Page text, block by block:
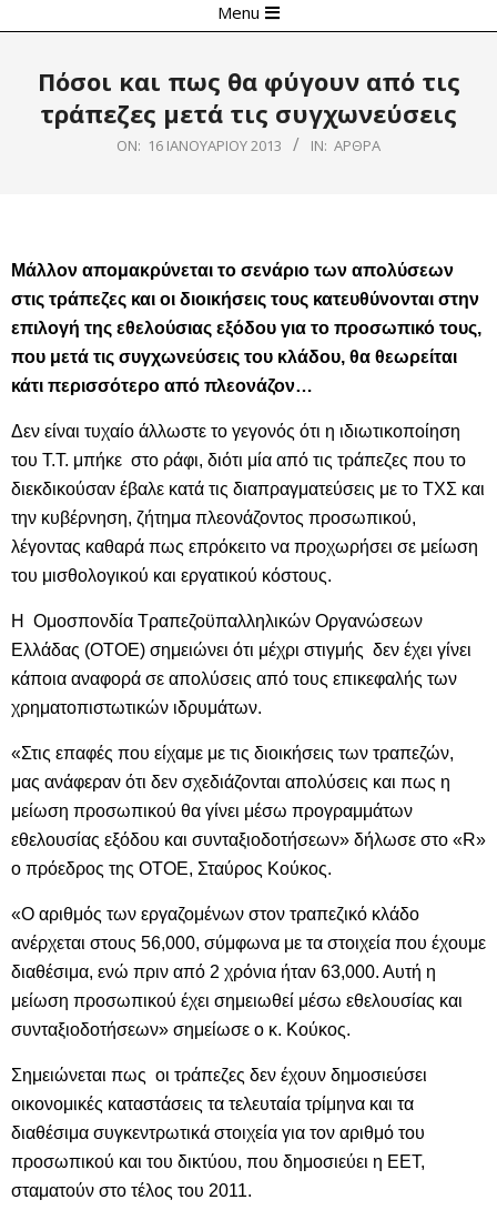
Navigation
Menu
Πόσοι και πως θα φύγουν από τις
τράπεζες μετά τις συγχωνεύσεις
ON: 16 ΙΑΝΟΥΑΡΊΟΥ 2013 IN: ΆΡΘΡΑ
Μάλλον απομακρύνεται το σενάριο των απολύσεων
στις τράπεζες και οι διοικήσεις τους κατευθύνονται στην
επιλογή της εθελούσιας εξόδου για το προσωπικό τους,
που μετά τις συγχωνεύσεις του κλάδου, θα θεωρείται
κάτι περισσότερο από πλεονάζον…
Δεν είναι τυχαίο άλλωστε το γεγονός ότι η ιδιωτικοποίηση
του Τ.Τ. μπήκε στο ράφι, διότι μία από τις τράπεζες που το
διεκδικούσαν έβαλε κατά τις διαπραγματεύσεις με το ΤΧΣ και
την κυβέρνηση, ζήτημα πλεονάζοντος προσωπικού,
λέγοντας καθαρά πως επρόκειτο να προχωρήσει σε μείωση
του μισθολογικού και εργατικού κόστους.
Η Ομοσπονδία Τραπεζοϋπαλληλικών Οργανώσεων
Ελλάδας (ΟΤΟΕ) σημειώνει ότι μέχρι στιγμής δεν έχει γίνει
κάποια αναφορά σε απολύσεις από τους επικεφαλής των
χρηματοπιστωτικών ιδρυμάτων.
«Στις επαφές που είχαμε με τις διοικήσεις των τραπεζών,
μας ανάφεραν ότι δεν σχεδιάζονται απολύσεις και πως η
μείωση προσωπικού θα γίνει μέσω προγραμμάτων
εθελουσίας εξόδου και συνταξιοδοτήσεων» δήλωσε στο «R»
ο πρόεδρος της ΟΤΟΕ, Σταύρος Κούκος.
«Ο αριθμός των εργαζομένων στον τραπεζικό κλάδο
ανέρχεται στους 56,000, σύμφωνα με τα στοιχεία που έχουμε
διαθέσιμα, ενώ πριν από 2 χρόνια ήταν 63,000. Αυτή η
μείωση προσωπικού έχει σημειωθεί μέσω εθελουσίας και
συνταξιοδοτήσεων» σημείωσε ο κ. Κούκος.
Σημειώνεται πως οι τράπεζες δεν έχουν δημοσιεύσει
οικονομικές καταστάσεις τα τελευταία τρίμηνα και τα
διαθέσιμα συγκεντρωτικά στοιχεία για τον αριθμό του
προσωπικού και του δικτύου, που δημοσιεύει η ΕΕΤ,
σταματούν στο τέλος του 2011.